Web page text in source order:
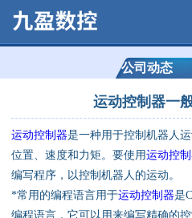
公司动态
运动控制器一
运动控制器是一种用于控制机器人
位置、速度和力矩。要使用运动控
编写程序，以控制机器人的运动。
*常用的编程语言用于运动控制器是
编程语言，它可以用来编写精确的